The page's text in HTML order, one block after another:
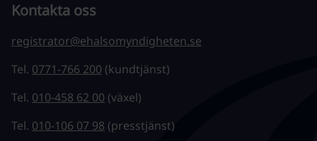
Kontakta oss
registrator@ehalsomyndigheten.se
Tel. 0771-766 200 (kundtjänst)
Tel. 010-458 62 00 (växel)
Tel. 010-106 07 98 (presstjänst)